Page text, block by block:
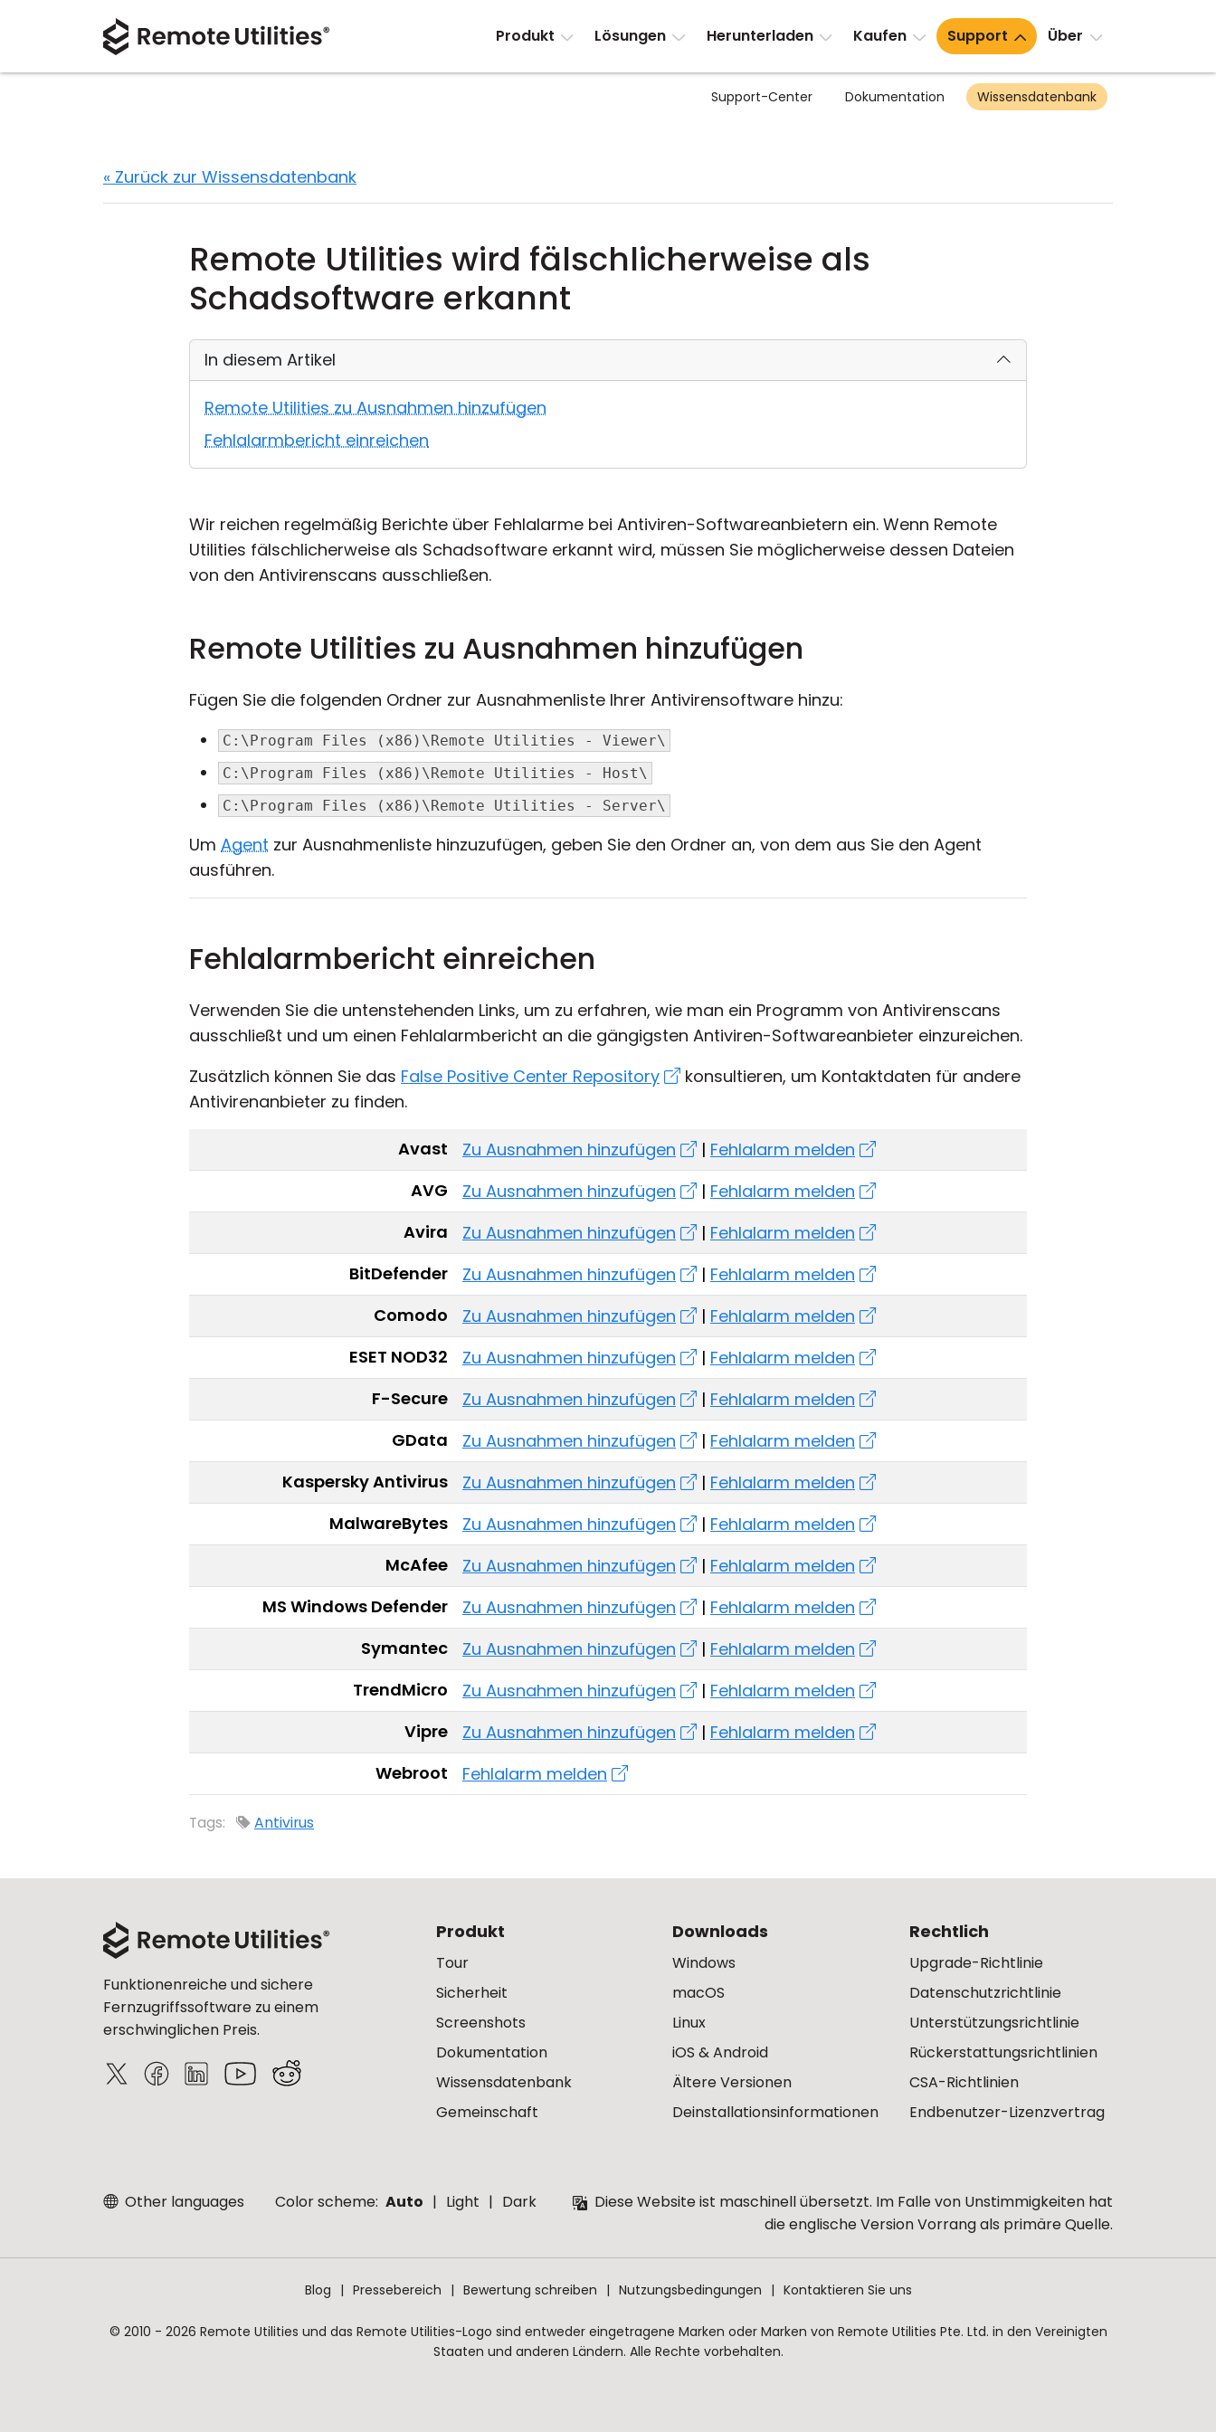
Produkt Lösungen Herunterladen Kaufen Support Über
Support-Center Dokumentation Wissensdatenbank
« Zurück zur Wissensdatenbank
Remote Utilities wird fälschlicherweise als
Schadsoftware erkannt
In diesem Artikel
Remote Utilities zu Ausnahmen hinzufügen
Fehlalarmbericht einreichen
Wir reichen regelmäßig Berichte über Fehlalarme bei Antiviren-Softwareanbietern ein. Wenn Remote
Utilities fälschlicherweise als Schadsoftware erkannt wird, müssen Sie möglicherweise dessen Dateien
von den Antivirenscans ausschließen.
Remote Utilities zu Ausnahmen hinzufügen
Fügen Sie die folgenden Ordner zur Ausnahmenliste Ihrer Antivirensoftware hinzu:
C:\Program Files (x86)\Remote Utilities - Viewer\
C:\Program Files (x86)\Remote Utilities - Host\
C:\Program Files (x86)\Remote Utilities - Server\
Um Agent zur Ausnahmenliste hinzuzufügen, geben Sie den Ordner an, von dem aus Sie den Agent
ausführen.
Fehlalarmbericht einreichen
Verwenden Sie die untenstehenden Links, um zu erfahren, wie man ein Programm von Antivirenscans
ausschließt und um einen Fehlalarmbericht an die gängigsten Antiviren-Softwareanbieter einzureichen.
Zusätzlich können Sie das False Positive Center Repository
konsultieren, um Kontaktdaten für andere
Antivirenanbieter zu finden.
Avast Zu Ausnahmen hinzufügen | Fehlalarm melden
AVG
Zu Ausnahmen hinzufügen | Fehlalarm melden
Avira
Zu Ausnahmen hinzufügen | Fehlalarm melden
BitDefender
Zu Ausnahmen hinzufügen | Fehlalarm melden
Comodo
Zu Ausnahmen hinzufügen | Fehlalarm melden
ESET NOD32
Zu Ausnahmen hinzufügen | Fehlalarm melden
F-Secure
Zu Ausnahmen hinzufügen | Fehlalarm melden
GData
Zu Ausnahmen hinzufügen | Fehlalarm melden
Kaspersky Antivirus
Zu Ausnahmen hinzufügen | Fehlalarm melden
MalwareBytes
Zu Ausnahmen hinzufügen | Fehlalarm melden
McAfee
Zu Ausnahmen hinzufügen | Fehlalarm melden
MS Windows Defender
Zu Ausnahmen hinzufügen | Fehlalarm melden
Symantec
Zu Ausnahmen hinzufügen | Fehlalarm melden
TrendMicro
Zu Ausnahmen hinzufügen | Fehlalarm melden
Vipre
Zu Ausnahmen hinzufügen | Fehlalarm melden
Webroot
Fehlalarm melden
Tags: Antivirus
Funktionenreiche und sichere
Fernzugriffssoftware zu einem
erschwinglichen Preis.
Produkt
Tour
Sicherheit
Screenshots
Dokumentation
Wissensdatenbank
Gemeinschaft
Downloads
Windows
macOS
Linux
iOS & Android
Ältere Versionen
Deinstallationsinformationen
Rechtlich
Upgrade-Richtlinie
Datenschutzrichtlinie
Unterstützungsrichtlinie
Rückerstattungsrichtlinien
CSA-Richtlinien
Endbenutzer-Lizenzvertrag
Other languages Color scheme: Auto Light Dark
Diese Website ist maschinell übersetzt. Im Falle von Unstimmigkeiten hat
die englische Version Vorrang als primäre Quelle.
Blog Pressebereich Bewertung schreiben Nutzungsbedingungen Kontaktieren Sie uns
© 2010 - 2026 Remote Utilities und das Remote Utilities-Logo sind entweder eingetragene Marken oder Marken von Remote Utilities Pte. Ltd. in den Vereinigten
Staaten und anderen Ländern. Alle Rechte vorbehalten.